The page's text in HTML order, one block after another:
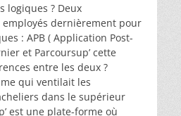
logiques ? Deux
dernièrement pour
: APB ( Application Post-
et Parcoursup’ cette
entre les deux ?
qui ventilait les
dans le supérieur
est une plate-forme où